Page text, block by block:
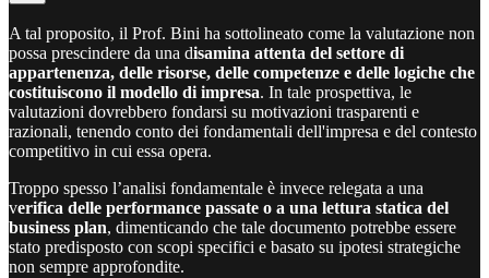
A tal proposito, il Prof. Bini ha sottolineato come la valutazione non
possa prescindere da una disamina attenta del settore di
appartenenza, delle risorse, delle competenze e delle logiche che
costituiscono il modello di impresa. In tale prospettiva, le
valutazioni dovrebbero fondarsi su motivazioni trasparenti e
razionali, tenendo conto dei fondamentali dell'impresa e del contesto
competitivo in cui essa opera.
Troppo spesso l’analisi fondamentale è invece relegata a una
verifica delle performance passate o a una lettura statica del
business plan, dimenticando che tale documento potrebbe essere
stato predisposto con scopi specifici e basato su ipotesi strategiche
non sempre approfondite.